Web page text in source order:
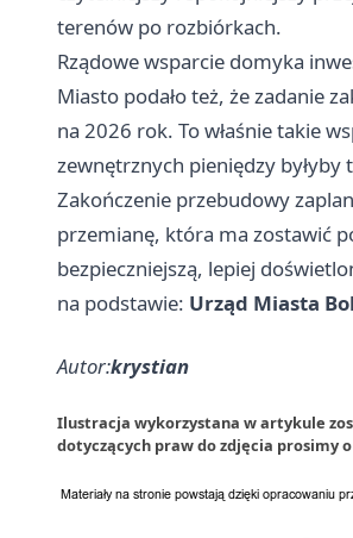
terenów po rozbiórkach.
Rządowe wsparcie domyka
Miasto podało też, że zadanie
na 2026 rok. To właśnie takie
zewnętrznych pieniędzy
Zakończenie przebudowy
przemianę, która ma zostawić
bezpieczniejszą, lepiej
na podstawie: Urząd Miasta
Autor:krystian
Ilustracja wykorzystana w artykule
dotyczących praw do zdjęcia prosimy o